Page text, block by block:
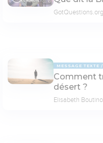
03:10
MESSAGE TEXTE
Comment
désert ?
Elisabeth